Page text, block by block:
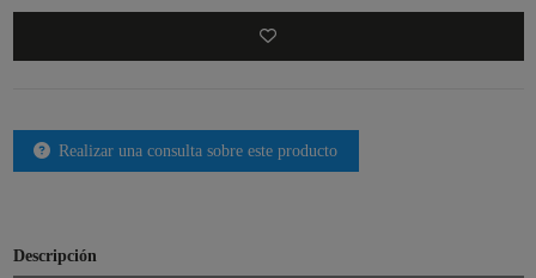
Realizar una consulta sobre este producto
Descripción